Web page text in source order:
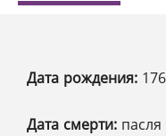
Дата рождения:
Дата смерти: